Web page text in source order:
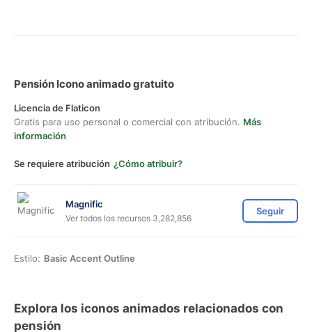
Pensión Icono animado gratuito
Licencia de Flaticon
Gratis para uso personal o comercial con atribución. Más
información
Se requiere atribución ¿Cómo atribuir?
Magnific
Ver todos los recursos 3,282,856
Seguir
Estilo: Basic Accent Outline
Explora los iconos animados relacionados con
pensión